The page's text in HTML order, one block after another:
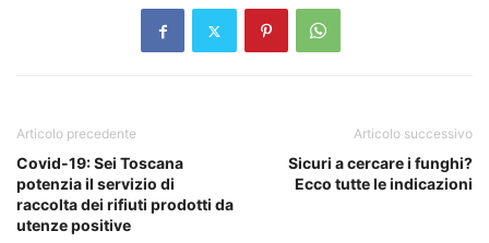
Articolo precedente
Covid-19: Sei Toscana
potenzia il servizio di
raccolta dei rifiuti prodotti da
utenze positive
Articolo successivo
Sicuri a cercare i funghi?
Ecco tutte le indicazioni